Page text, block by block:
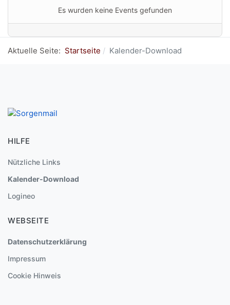
Es wurden keine Events gefunden
Aktuelle Seite: Startseite Kalender-Download
HILFE
Nützliche Links
Kalender-Download
Logineo
WEBSEITE
Datenschutzerklärung
Impressum
Cookie Hinweis